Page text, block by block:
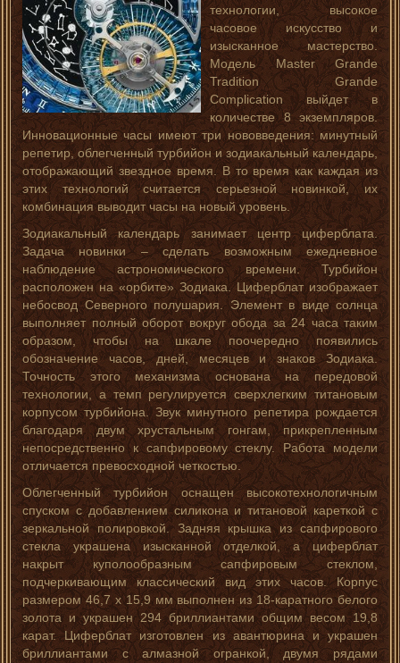
технологии, высокое
часовое искусство и
изысканное мастерство.
Модель Master Grande
Tradition Grande
Complication выйдет в
количестве 8 экземпляров.
Инновационные часы имеют три нововведения: минутный
репетир, облегченный турбийон и зодиакальный календарь,
отображающий звездное время. В то время как каждая из
этих технологий считается серьезной новинкой, их
комбинация выводит часы на новый уровень.
Зодиакальный календарь занимает центр циферблата.
Задача новинки – сделать возможным ежедневное
наблюдение астрономического времени. Турбийон
расположен на «орбите» Зодиака. Циферблат изображает
небосвод Северного полушария. Элемент в виде солнца
выполняет полный оборот вокруг обода за 24 часа таким
образом, чтобы на шкале поочередно появились
обозначение часов, дней, месяцев и знаков Зодиака.
Точность этого механизма основана на передовой
технологии, а темп регулируется сверхлегким титановым
корпусом турбийона. Звук минутного репетира рождается
благодаря двум хрустальным гонгам, прикрепленным
непосредственно к сапфировому стеклу. Работа модели
отличается превосходной четкостью.
Облегченный турбийон оснащен высокотехнологичным
спуском с добавлением силикона и титановой кареткой с
зеркальной полировкой. Задняя крышка из сапфирового
стекла украшена изысканной отделкой, а циферблат
накрыт куполообразным сапфировым стеклом,
подчеркивающим классический вид этих часов. Корпус
размером 46,7 х 15,9 мм выполнен из 18-каратного белого
золота и украшен 294 бриллиантами общим весом 19,8
карат. Циферблат изготовлен из авантюрина и украшен
бриллиантами с алмазной огранкой, двумя рядами